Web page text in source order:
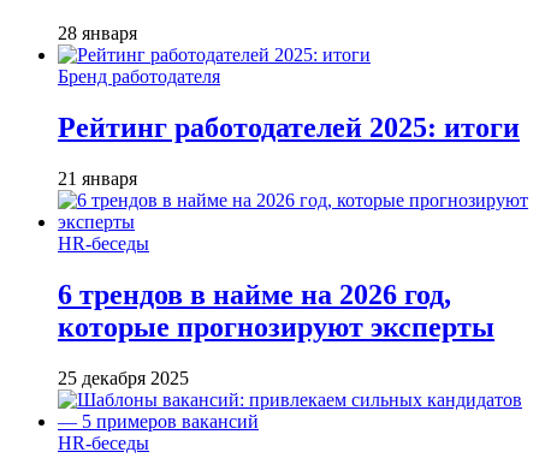
28 января
Бренд работодателя
Рейтинг работодателей 2025: итоги
21 января
HR-беседы
6 трендов в найме на 2026 год,
которые прогнозируют эксперты
25 декабря 2025
HR-беседы